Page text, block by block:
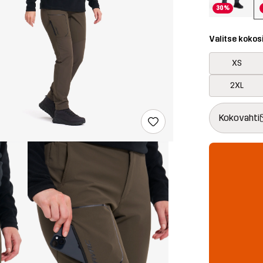
30%
Valitse kokosi
XS
2XL
Kokovahti
Tämä
{{size}} ei